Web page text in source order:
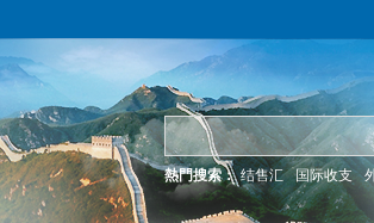
熱門搜索： 结售汇 国际收支